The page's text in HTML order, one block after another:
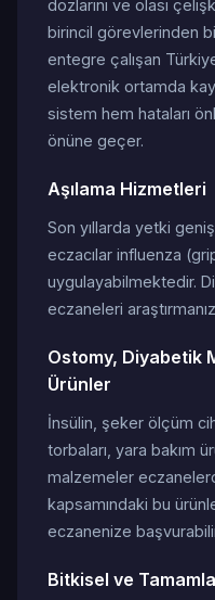
dozlarını ve olası
birincil görevlerinden
entegre çalışan
elektronik ortamda
sistem hem hataları
önüne geçer.
Aşılama Hizmetleri
Son yıllarda yetki
eczacılar influenza
uygulayabilmektedir.
eczaneleri
Ostomy, Diyabetik
Ürünler
İnsülin, şeker ölçüm
torbaları, yara bakım
malzemeler
kapsamındaki bu
eczanenize
Bitkisel ve